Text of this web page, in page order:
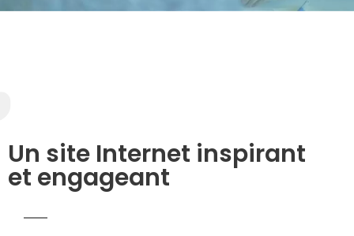
Un site Internet inspirant
et engageant